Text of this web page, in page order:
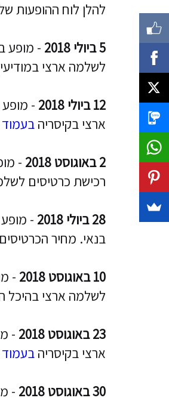
להלן לוח ההופעות של
5 ביולי 2018
לשלמה ארצי
12 ביולי 2018
ארצי בקיסריה
2 באוגוסט 2018
רכישת כרטיסים
28 ביולי 2018
-
בנאי. מחיר הכרטיסים: 124-335 ש"ח. רכישת כרטיסים לשלמה ארצי
10 באוגוסט 2018
לשלמה ארצי
23 באוגוסט 2018
ארצי בקיסריה
30 באוגוסט 2018